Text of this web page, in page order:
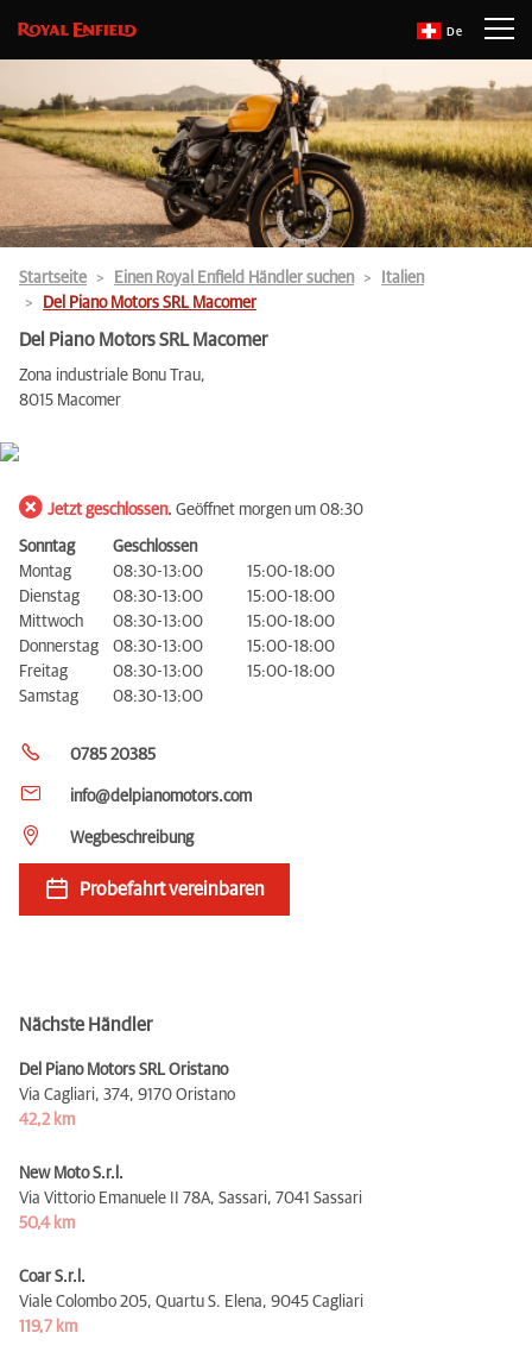
De
Startseite Einen Royal Enfield Händler suchen
Italien
Del Piano Motors SRL Macomer
Del Piano Motors SRL Macomer
Zona industriale Bonu Trau,
8015 Macomer
Jetzt geschlossen. Geöffnet morgen um 08:30
Sonntag
Geschlossen
Montag
08:30-13:00
15:00-18:00
Dienstag
08:30-13:00
15:00-18:00
Mittwoch
08:30-13:00
15:00-18:00
Donnerstag
08:30-13:00
15:00-18:00
Freitag
08:30-13:00
15:00-18:00
Samstag
08:30-13:00
0785 20385
info@delpianomotors.com
Wegbeschreibung
Probefahrt vereinbaren
Nächste Händler
Del Piano Motors SRL Oristano
Via Cagliari, 374, 9170 Oristano
42,2 km
New Moto S.r.l.
Via Vittorio Emanuele II 78A, Sassari, 7041 Sassari
50,4 km
Coar S.r.l.
Viale Colombo 205, Quartu S. Elena, 9045 Cagliari
119,7 km